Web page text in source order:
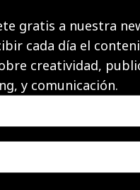
gratis a nuestra
cada día el
creatividad,
y comunicación.